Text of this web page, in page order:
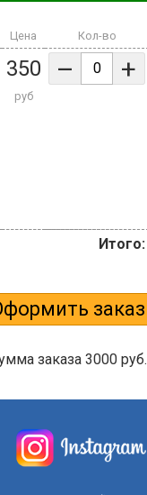
Цена Кол-во
350
руб
– +
Итого:
заказа 3000 руб.